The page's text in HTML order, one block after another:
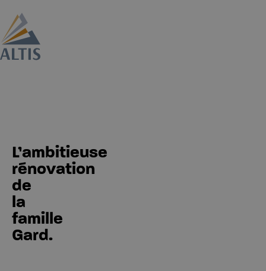
L’ambitieuse
rénovation
de
la
famille
Gard.